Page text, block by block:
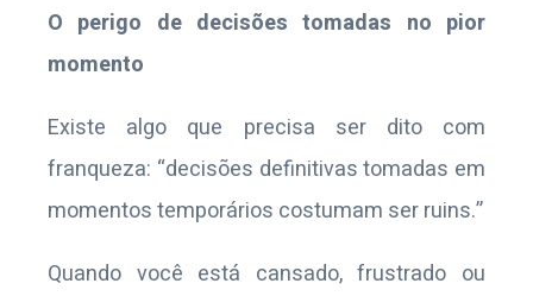
O perigo de decisões tomadas no pior
momento
Existe algo que precisa ser dito com
franqueza: “decisões definitivas tomadas em
momentos temporários costumam ser ruins.”
Quando você está cansado, frustrado ou